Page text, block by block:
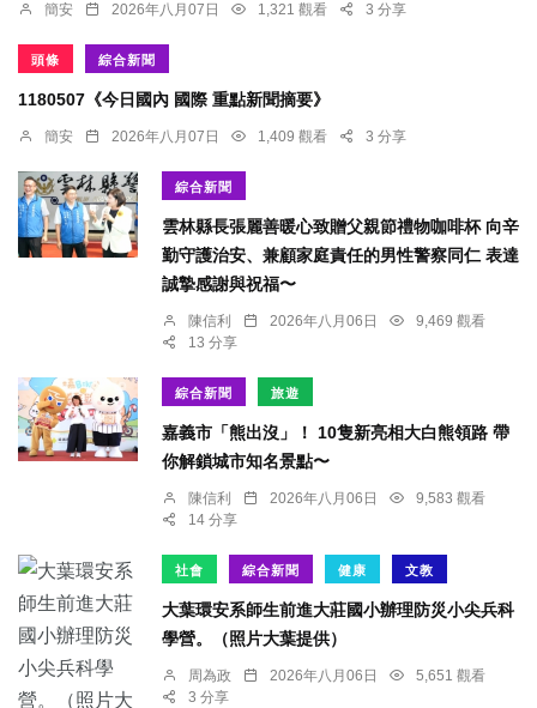
簡安 2026年八月07日 1,321 觀看 3 分享
頭條 綜合新聞
1180507《今日國內 國際 重點新聞摘要》
簡安 2026年八月07日 1,409 觀看 3 分享
綜合新聞
雲林縣長張麗善暖心致贈父親節禮物咖啡杯 向辛
勤守護治安、兼顧家庭責任的男性警察同仁 表達
誠摯感謝與祝福〜
陳信利 2026年八月06日
9,469 觀看
13 分享
綜合新聞 旅遊
嘉義市「熊出沒」！ 10隻新亮相大白熊領路 帶
你解鎖城市知名景點〜
陳信利 2026年八月06日
9,583 觀看
14 分享
社會 綜合新聞 健康 文教
大葉環安系師生前進大莊國小辦理防災小尖兵科
學營。（照片大葉提供）
周為政 2026年八月06日
5,651 觀看
3 分享